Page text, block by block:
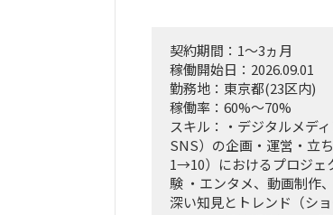
契約期間：1～3ヵ月
稼働開始日：2026.09.01
勤務地：東京都(23区内)
稼働率：60%～70%
スキル：・デジタルメデ
SNS）の企画・運営・立
1→10）におけるプロジェ
験 ・エンタメ、動画制作
深い知見とトレンド（シ